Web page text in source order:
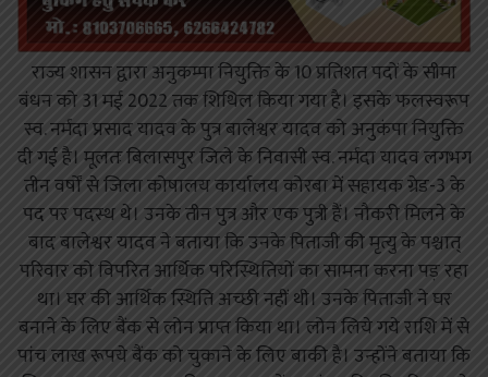
राज्य शासन द्वारा अनुकम्पा नियुक्ति के 10 प्रतिशत पदों के सीमा
बंधन को 31 मई 2022 तक शिथिल किया गया है। इसके फलस्वरूप
स्व. नर्मदा प्रसाद यादव के पुत्र बालेश्वर यादव को अनुकंपा नियुक्ति
दी गई है। मूलतः बिलासपुर जिले के निवासी स्व. नर्मदा यादव लगभग
तीन वर्षों से जिला कोषालय कार्यालय कोरबा में सहायक ग्रेड-3 के
पद पर पदस्थ थे। उनके तीन पुत्र और एक पुत्री हैं। नौकरी मिलने के
बाद बालेश्वर यादव ने बताया कि उनके पिताजी की मृत्यु के पश्चात्
परिवार को विपरित आर्थिक परिस्थितियों का सामना करना पड़ रहा
था। घर की आर्थिक स्थिति अच्छी नहीं थी। उनके पिताजी ने घर
बनाने के लिए बैंक से लोन प्राप्त किया था। लोन लिये गये राशि में से
पांच लाख रूपये बैंक को चुकाने के लिए बाकी है। उन्होंने बताया कि